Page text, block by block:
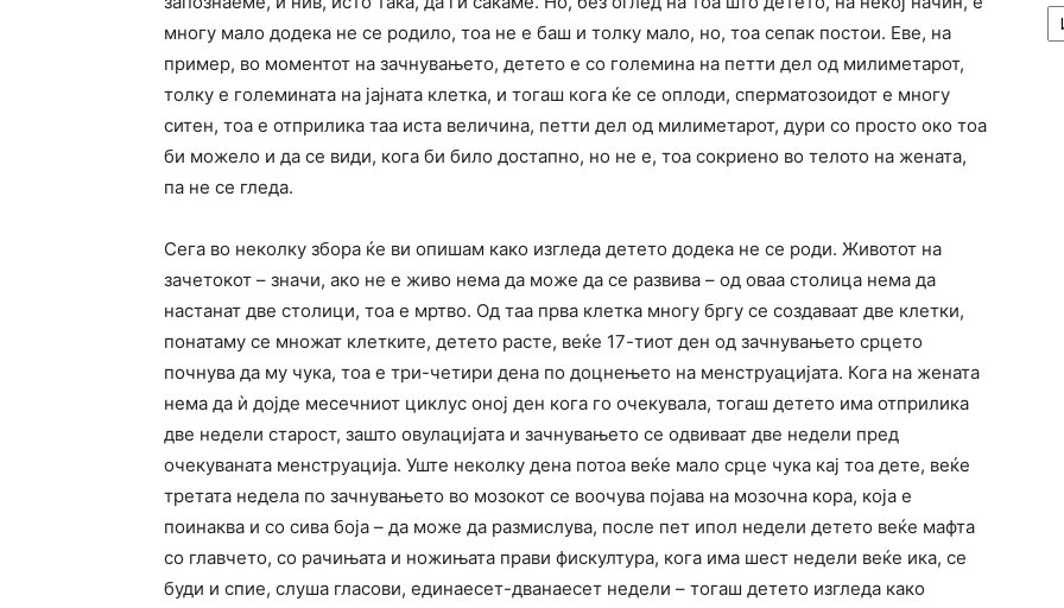
многу мало додека не се родило, тоа не е баш и толку мало, но, тоа сепак постои. Еве, на
пример, во моментот на зачнувањето, детето е со големина на петти дел од милиметарот,
толку е големината на јајната клетка, и тогаш кога ќе се оплоди, сперматозоидот е многу
ситен, тоа е отприлика таа иста величина, петти дел од милиметарот, дури со просто око тоа
би можело и да се види, кога би било достапно, но не е, тоа сокриено во телото на жената,
па не се гледа.
Сега во неколку збора ќе ви опишам како изгледа детето додека не се роди. Животот на
зачетокот – значи, ако не е живо нема да може да се развива – од оваа столица нема да
настанат две столици, тоа е мртво. Од таа прва клетка многу бргу се создаваат две клетки,
понатаму се множат клетките, детето расте, веќе 17-тиот ден од зачнувањето срцето
почнува да му чука, тоа е три-четири дена по доцнењето на менструацијата. Кога на жената
нема да ѝ дојде месечниот циклус оној ден кога го очекувала, тогаш детето има отприлика
две недели старост, зашто овулацијата и зачнувањето се одвиваат две недели пред
очекуваната менструација. Уште неколку дена потоа веќе мало срце чука кај тоа дете, веќе
третата недела по зачнувањето во мозокот се воочува појава на мозочна кора, која е
поинаква и со сива боја – да може да размислува, после пет ипол недели детето веќе мафта
со главчето, со рачињата и ножињата прави фискултура, кога има шест недели веќе ика, се
буди и спие, слуша гласови, единаесет-дванаесет недели – тогаш детето изгледа како